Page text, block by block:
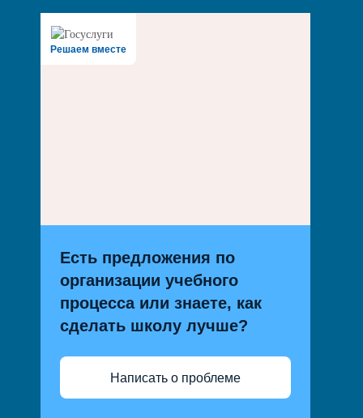
Решаем вместе
Есть предложения по
организации учебного
процесса или знаете, как
сделать школу лучше?
Написать о проблеме